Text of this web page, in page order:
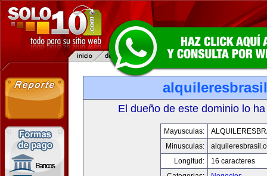
El dueño de este dominio lo
Mayusculas:
Minusculas:
Longitud:
16 caracteres